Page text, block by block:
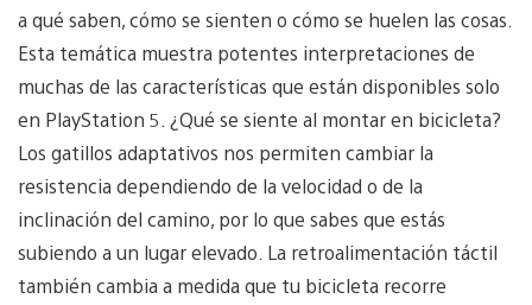
a qué saben, cómo se sienten o cómo se huelen las cosas.
Esta temática muestra potentes interpretaciones de
muchas de las características que están disponibles solo
en PlayStation 5. ¿Qué se siente al montar en bicicleta?
Los gatillos adaptativos nos permiten cambiar la
resistencia dependiendo de la velocidad o de la
inclinación del camino, por lo que sabes que estás
subiendo a un lugar elevado. La retroalimentación táctil
también cambia a medida que tu bicicleta recorre